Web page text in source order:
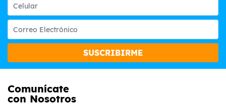
SUSCRIBIRME
Comunícate
con Nosotros